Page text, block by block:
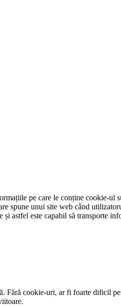
pe care le conține cookie-
spune unui site web când
astfel este capabil să transporte
cookie-uri, ar fi foarte dificil